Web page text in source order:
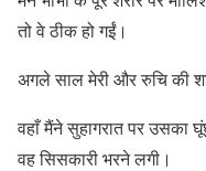
तो वे ठीक हो गईं।
अगले साल मेरी और रुचि की
वहाँ मैंने सुहागरात पर उसका
वह सिसकारी भरने लगी।